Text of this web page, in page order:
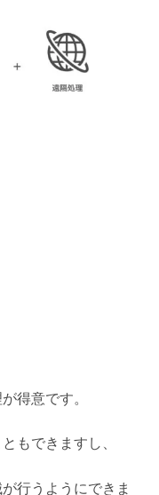
得意です。
もできますし、
行うようにできま